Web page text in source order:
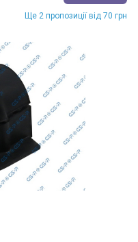
Ще 2 пропозиції від 70 грн